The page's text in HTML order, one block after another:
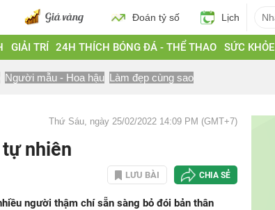
Đoán tỷ số Lịch
GIẢI TRÍ 24H THÍCH BÓNG ĐÁ - THỂ THAO SỨC KHỎE
Người mẫu - Hoa hậu Làm đẹp cùng sao
Thứ Sáu, ngày 25/02/2022 14:09 PM (GMT+7)
nhiên
LƯU BÀI CHIA SẺ
người thậm chí sẵn sàng bỏ đói bản thân